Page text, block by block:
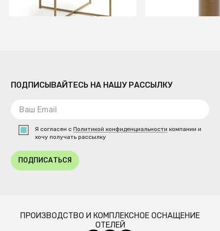
ПОДПИСЫВАЙТЕСЬ НА НАШУ РАССЫЛКУ
Я согласен сПолитикой конфиденциальности компании и
хочу получать рассылку
ПОДПИСАТЬСЯ
ПРОИЗВОДСТВО И КОМПЛЕКСНОЕ ОСНАЩЕНИЕ
ОТЕЛЕЙ